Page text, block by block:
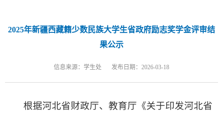
2025年新疆西藏籍少数民族大学生省政府励志奖学金评审结
果公示
信息来源：学生处 发布日期：2026-03-18
根据河北省财政厅、教育厅《关于印发河北省